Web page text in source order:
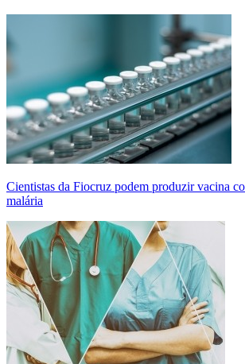
Cientistas da Fiocruz podem produzir vacina
malária